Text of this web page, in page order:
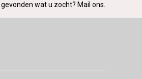
gevonden wat u zocht? Mail ons.